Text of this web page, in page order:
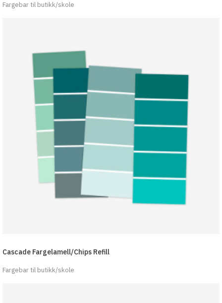
Fargebar til butikk/skole
Cascade Fargelamell/Chips Refill
Fargebar til butikk/skole